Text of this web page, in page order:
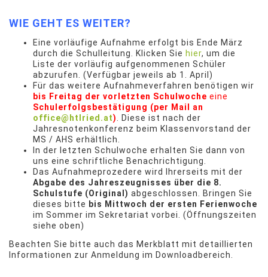
WIE GEHT ES WEITER?
Eine vorläufige Aufnahme erfolgt bis Ende März
durch die Schulleitung. Klicken Sie hier, um die
Liste der vorläufig aufgenommenen Schüler
abzurufen. (Verfügbar jeweils ab 1. April)
Für das weitere Aufnahmeverfahren benötigen wir
bis Freitag der vorletzten Schulwoche eine
Schulerfolgsbestätigung (per Mail an
office@htlried.at). Diese ist nach der
Jahresnotenkonferenz beim Klassenvorstand der
MS / AHS erhältlich.
In der letzten Schulwoche erhalten Sie dann von
uns eine schriftliche Benachrichtigung.
Das Aufnahmeprozedere wird Ihrerseits mit der
Abgabe des Jahreszeugnisses über die 8.
Schulstufe (Original) abgeschlossen. Bringen Sie
dieses bitte bis Mittwoch der ersten Ferienwoche
im Sommer im Sekretariat vorbei. (Öffnungszeiten
siehe oben)
Beachten Sie bitte auch das Merkblatt mit detaillierten
Informationen zur Anmeldung im Downloadbereich.